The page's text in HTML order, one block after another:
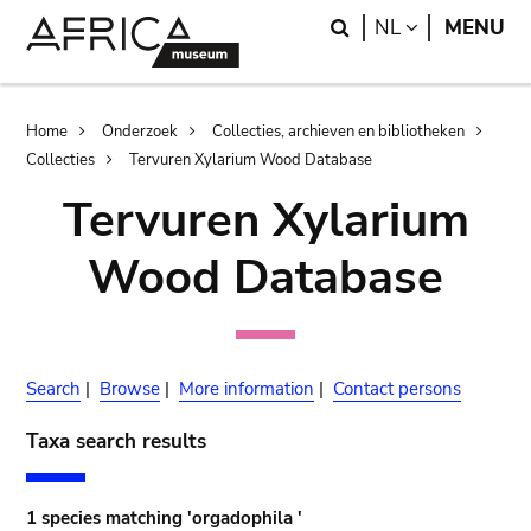
Search
NL LANGUAGE
MENU
Breadcrumb
Home Onderzoek
Collecties, archieven en bibliotheken
Collecties
Tervuren Xylarium Wood Database
Tervuren Xylarium
Wood Database
Search | Browse | More information | Contact persons
Taxa search results
1 species matching 'orgadophila '